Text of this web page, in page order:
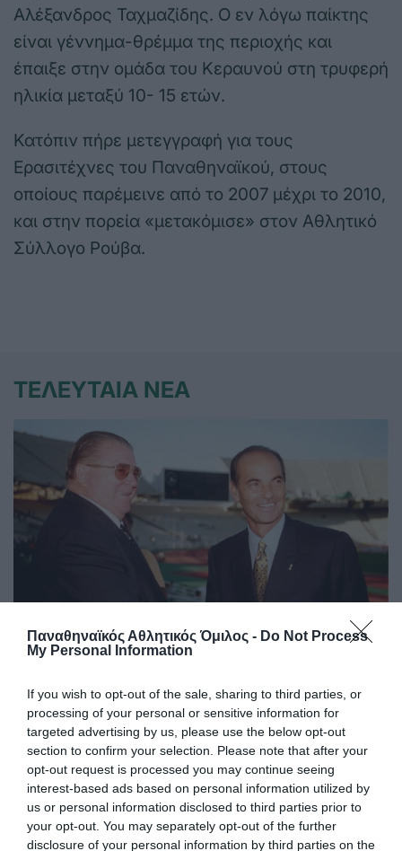
Παναθηναϊκός Αθλητικός Όμιλος - Do Not Process
My Personal Information
If you wish to opt-out of the sale, sharing to third parties, or
processing of your personal or sensitive information for
targeted advertising by us, please use the below opt-out
section to confirm your selection. Please note that after your
opt-out request is processed you may continue seeing
interest-based ads based on personal information utilized by
us or personal information disclosed to third parties prior to
your opt-out. You may separately opt-out of the further
disclosure of your personal information by third parties on the
Αλέξανδρος Ταχμαζίδης. Ο εν λόγω παίκτης
είναι γέννημα-θρέμμα της περιοχής και
έπαιξε στην ομάδα του Κεραυνού στη τρυφερή
ηλικία μεταξύ 10- 15 ετών.
Κατόπιν πήρε μετεγγραφή για τους
Ερασιτέχνες του Παναθηναϊκού, στους
οποίους παρέμεινε από το 2007 μέχρι το 2010,
και στην πορεία «μετακόμισε» στον Αθλητικό
Σύλλογο Ρούβα.
ΤΕΛΕΥΤΑΙΑ ΝΕΑ
κορυφαία διασυλλογική
διοργάνωση!
Οι θρυλικοί Φέρεντς Πούσκας και Αντώνης Αντωνιάδης
που οδήγησαν τον Panathinaikos στην κορυφαία στιγμή
Ελληνικού Συλλόγου στο εξωτερικό, έχουν ακόμα τα
ονόματα τους ανεξίτηλα στους πρώτους σκόρερ του
Κυπέλλου Πρωταθλητριών και μετέπειτα Τσάμπιονς Λιγκ.